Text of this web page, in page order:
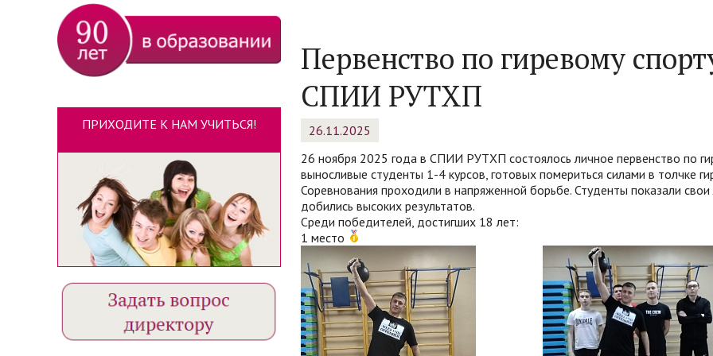
Первенство по гиревому
СПИИ РУТХП
26.11.2025
26 ноября 2025 года в СПИИ РУТХП состоялось личное первенство по
выносливые студенты 1-4 курсов, готовых помериться силами в толчке
Соревнования проходили в напряженной борьбе. Студенты показали
добились высоких результатов.
Среди победителей, достигших 18 лет:
1 место
ПРИХОДИТЕ К НАМ УЧИТЬСЯ!